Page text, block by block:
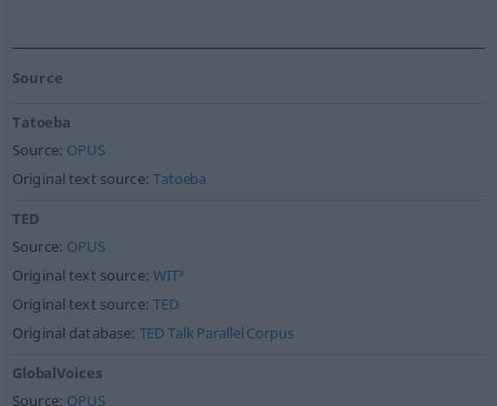
Source
Tatoeba
Source: OPUS
Original text source:Tatoeba
TED
Source: OPUS
Original text source:WIT³
Original text source:TED
Original database: TED Talk Parallel Corpus
GlobalVoices
Source: OPUS